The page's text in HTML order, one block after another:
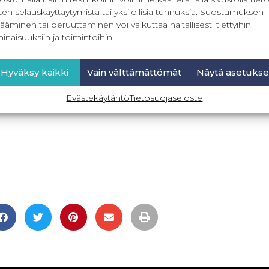
selauskäyttäytymistä tai yksilöllisiä tunnuksia. Suostumuksen
tai peruuttaminen voi vaikuttaa haitallisesti tiettyihin
ja toimintoihin.
Hyväksy kaikki Vain välttämättömät Näytä
EvästekäytäntöTietosuojaseloste